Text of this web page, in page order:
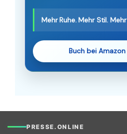
Mehr Ruhe. Mehr Stil.
Buch bei
PRESSE.ONLINE